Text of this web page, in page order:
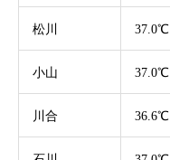
松川 37.0℃
小山 37.0℃
川合 36.6℃